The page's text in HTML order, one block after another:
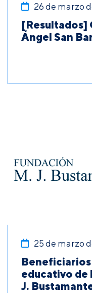
26 de marzo
[Resultados]
Ángel San
25 de marzo
educativo de
J.